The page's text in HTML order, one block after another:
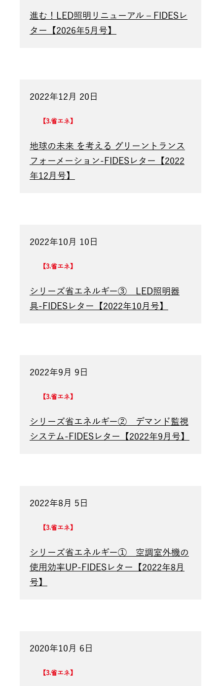
進む！LED照明リニューアル – FIDESレ
ター【2026年5月号】
2022年12月 20日
3.省エネ
地球の未来 を考える グリーントランス
フォーメーション-FIDESレター【2022
年12月号】
2022年10月 10日
3.省エネ
シリーズ省エネルギー③ LED照明器
具-FIDESレター【2022年10月号】
2022年9月 9日
3.省エネ
シリーズ省エネルギー② デマンド監視
システム-FIDESレター【2022年9月号】
2022年8月 5日
3.省エネ
シリーズ省エネルギー① 空調室外機の
使用効率UP-FIDESレター【2022年8月
号】
2020年10月 6日
3.省エネ